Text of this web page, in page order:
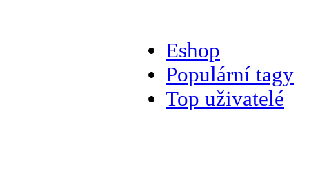
Eshop
Populární tagy
Top uživatelé